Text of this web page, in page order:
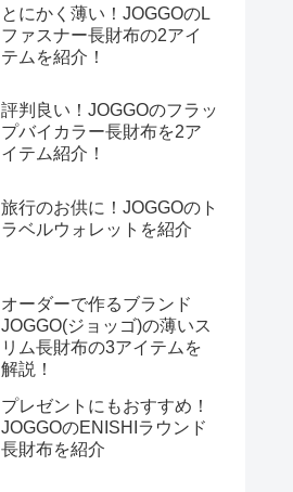
とにかく薄い！JOGGOのL
ファスナー長財布の2アイ
テムを紹介！
評判良い！JOGGOのフラッ
プバイカラー長財布を2ア
イテム紹介！
旅行のお供に！JOGGOのト
ラベルウォレットを紹介
オーダーで作るブランド
JOGGO(ジョッゴ)の薄いス
リム長財布の3アイテムを
解説！
プレゼントにもおすすめ！
JOGGOのENISHIラウンド
長財布を紹介